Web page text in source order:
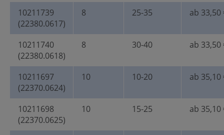
10211739
(22380.0617)
8 25-35 ab 33,50
10211740
(22380.0618)
8 30-40 ab 33,50
10211697
(22370.0624)
10 10-20 ab 35,10
10211698
(22370.0625)
10 15-25 ab 35,10